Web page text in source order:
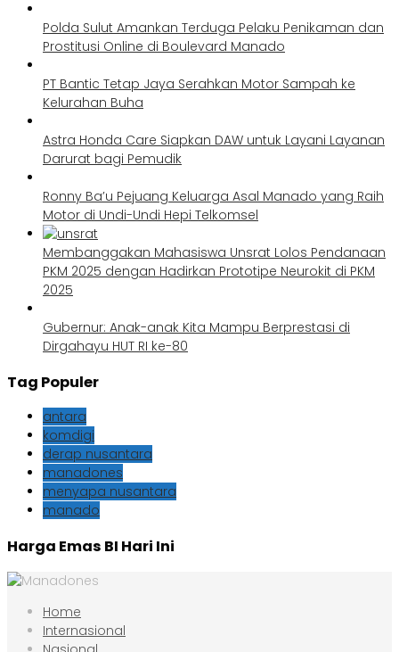
Polda Sulut Amankan Terduga Pelaku Penikaman dan
Prostitusi Online di Boulevard Manado
PT Bantic Tetap Jaya Serahkan Motor Sampah ke
Kelurahan Buha
Astra Honda Care Siapkan DAW untuk Layani Layanan
Darurat bagi Pemudik
Ronny Ba’u Pejuang Keluarga Asal Manado yang Raih
Motor di Undi-Undi Hepi Telkomsel
Membanggakan Mahasiswa Unsrat Lolos Pendanaan
PKM 2025 dengan Hadirkan Prototipe Neurokit di PKM
2025
Gubernur: Anak-anak Kita Mampu Berprestasi di
Dirgahayu HUT RI ke-80
Tag Populer
antara
komdigi
derap nusantara
manadones
menyapa nusantara
manado
Harga Emas BI Hari Ini
Home
Internasional